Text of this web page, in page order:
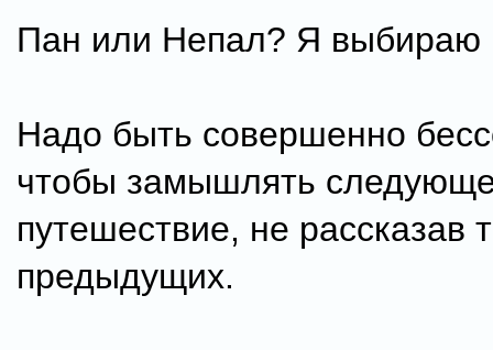
Пан или Непал? Я выбираю
Надо быть совершенно
чтобы замышлять
путешествие, не рассказав
предыдущих.